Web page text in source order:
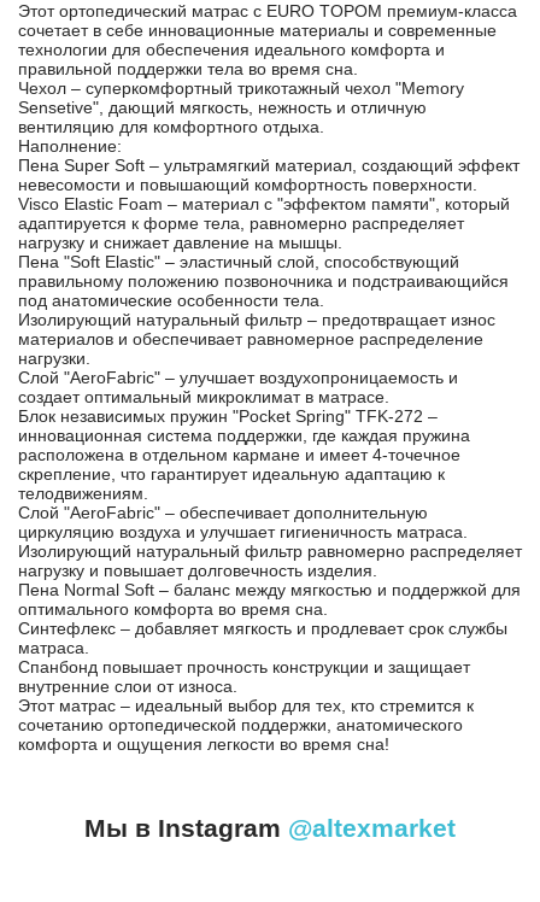
Этот ортопедический матрас с EURO TOPOM премиум-класса
сочетает в себе инновационные материалы и современные
технологии для обеспечения идеального комфорта и
правильной поддержки тела во время сна.
Чехол – суперкомфортный трикотажный чехол "Memory
Sensetive", дающий мягкость, нежность и отличную
вентиляцию для комфортного отдыха.
Наполнение:
Пена Super Soft – ультрамягкий материал, создающий эффект
невесомости и повышающий комфортность поверхности.
Visco Elastic Foam – материал с "эффектом памяти", который
адаптируется к форме тела, равномерно распределяет
нагрузку и снижает давление на мышцы.
Пена "Soft Elastic" – эластичный слой, способствующий
правильному положению позвоночника и подстраивающийся
под анатомические особенности тела.
Изолирующий натуральный фильтр – предотвращает износ
материалов и обеспечивает равномерное распределение
нагрузки.
Слой "AeroFabric" – улучшает воздухопроницаемость и
создает оптимальный микроклимат в матрасе.
Блок независимых пружин "Pocket Spring" TFK-272 –
инновационная система поддержки, где каждая пружина
расположена в отдельном кармане и имеет 4-точечное
скрепление, что гарантирует идеальную адаптацию к
телодвижениям.
Слой "AeroFabric" – обеспечивает дополнительную
циркуляцию воздуха и улучшает гигиеничность матраса.
Изолирующий натуральный фильтр равномерно распределяет
нагрузку и повышает долговечность изделия.
Пена Normal Soft – баланс между мягкостью и поддержкой для
оптимального комфорта во время сна.
Синтефлекс – добавляет мягкость и продлевает срок службы
матраса.
Спанбонд повышает прочность конструкции и защищает
внутренние слои от износа.
Этот матрас – идеальный выбор для тех, кто стремится к
сочетанию ортопедической поддержки, анатомического
комфорта и ощущения легкости во время сна!
Мы в Instagram @altexmarket